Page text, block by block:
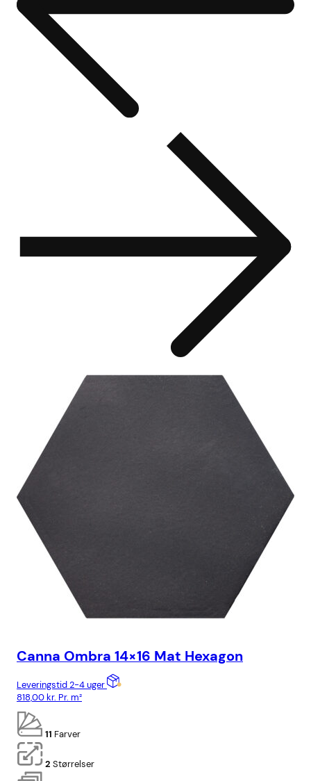
Canna Ombra 14×16 Mat Hexagon
Leveringstid 2-4 uger
818,00kr. Pr. m²
11 Farver
2 Størrelser